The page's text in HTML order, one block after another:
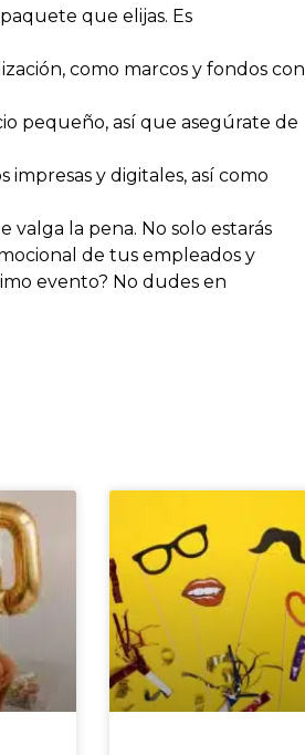
que elijas. Es
como marcos y fondos con
pequeño, así que asegúrate de
y digitales, así como
la pena. No solo estarás
de tus empleados y
evento? No dudes en